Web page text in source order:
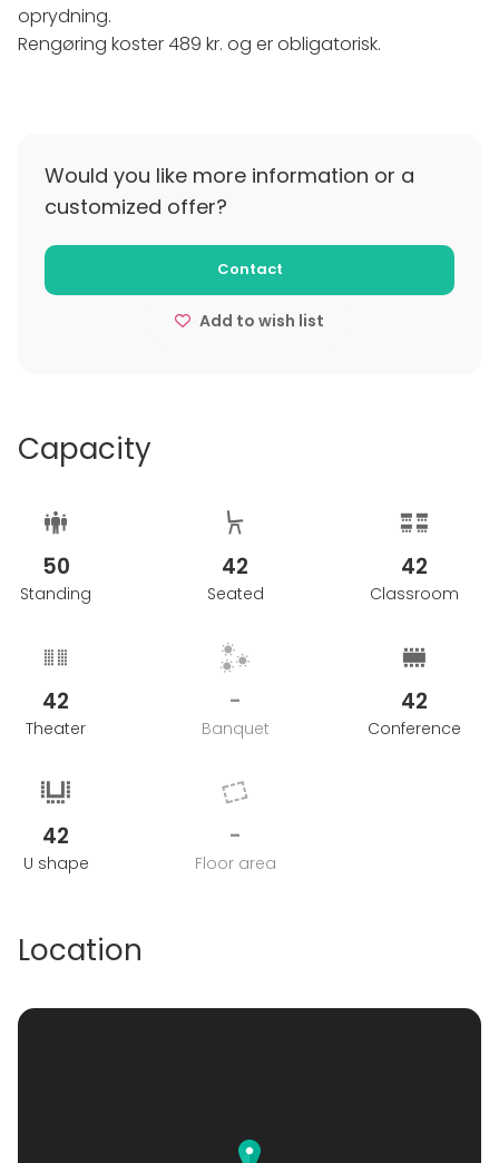
oprydning.
Rengøring koster 489 kr. og er obligatorisk.
Would you like more information or a
customized offer?
Contact
Add to wish list
Capacity
50
Standing
42
Seated
42
Classroom
42
Theater
-
Banquet
42
Conference
42
U shape
-
Floor area
Location